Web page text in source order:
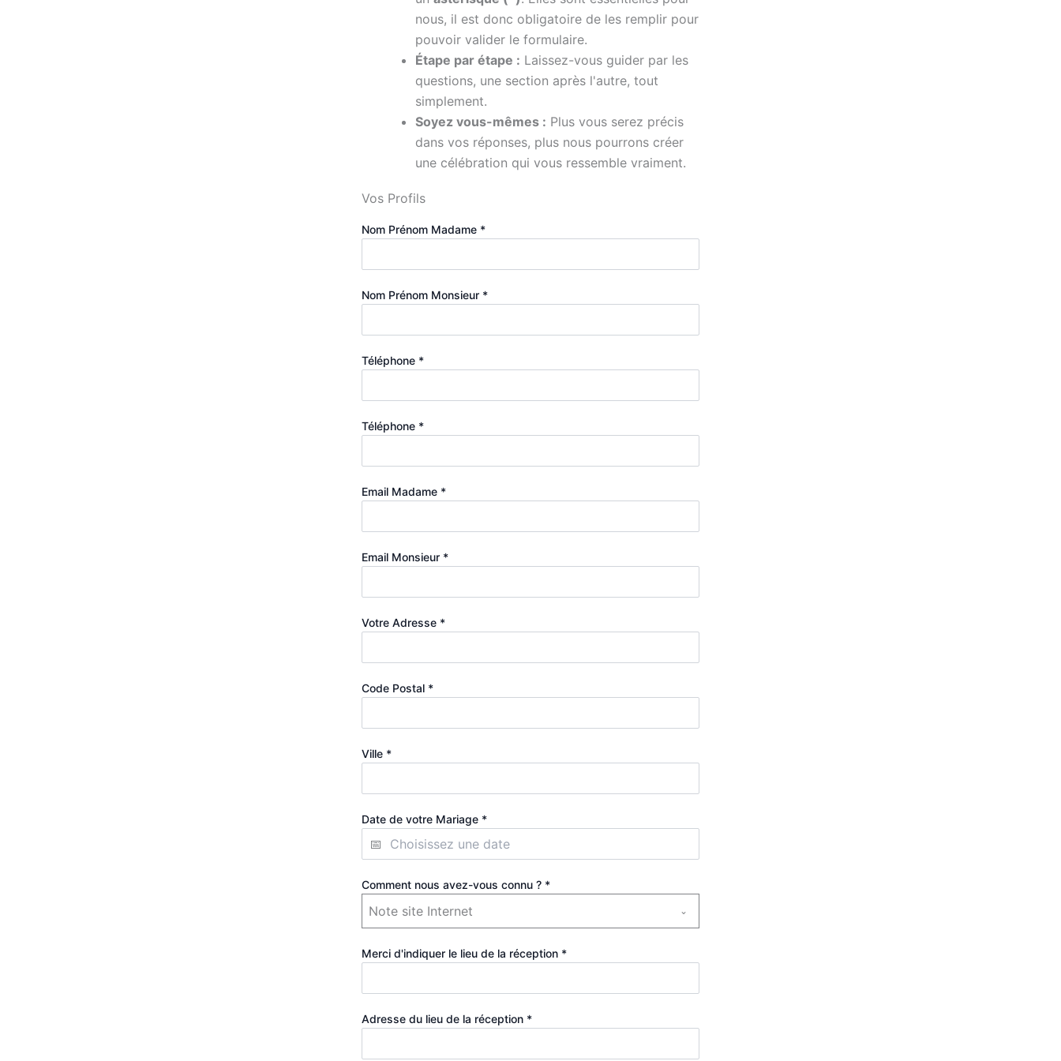
nous, il est donc obligatoire de les remplir pour
pouvoir valider le formulaire.
Étape par étape : Laissez-vous guider par les
questions, une section après l'autre, tout
simplement.
Soyez vous-mêmes : Plus vous serez précis
dans vos réponses, plus nous pourrons créer
une célébration qui vous ressemble vraiment.
Vos Profils
Nom Prénom Madame *
Nom Prénom Monsieur *
Téléphone *
Téléphone *
Email Madame *
Email Monsieur *
Votre Adresse *
Code Postal *
Ville *
Date de votre Mariage *
Comment nous avez-vous connu ? *
Note site Internet
Merci d'indiquer le lieu de la réception *
Adresse du lieu de la réception *